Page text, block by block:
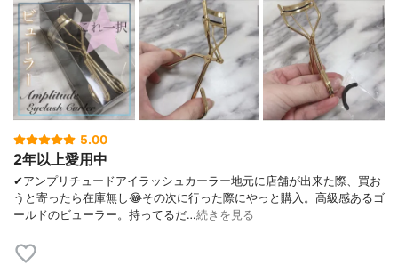
5.00
2年以上愛用中
✔︎アンプリチュードアイラッシュカーラー地元に店舗が出来た際、買お
うと寄ったら在庫無し😂その次に行った際にやっと購入。高級感あるゴ
ールドのビューラー。持ってるだ…続きを見る